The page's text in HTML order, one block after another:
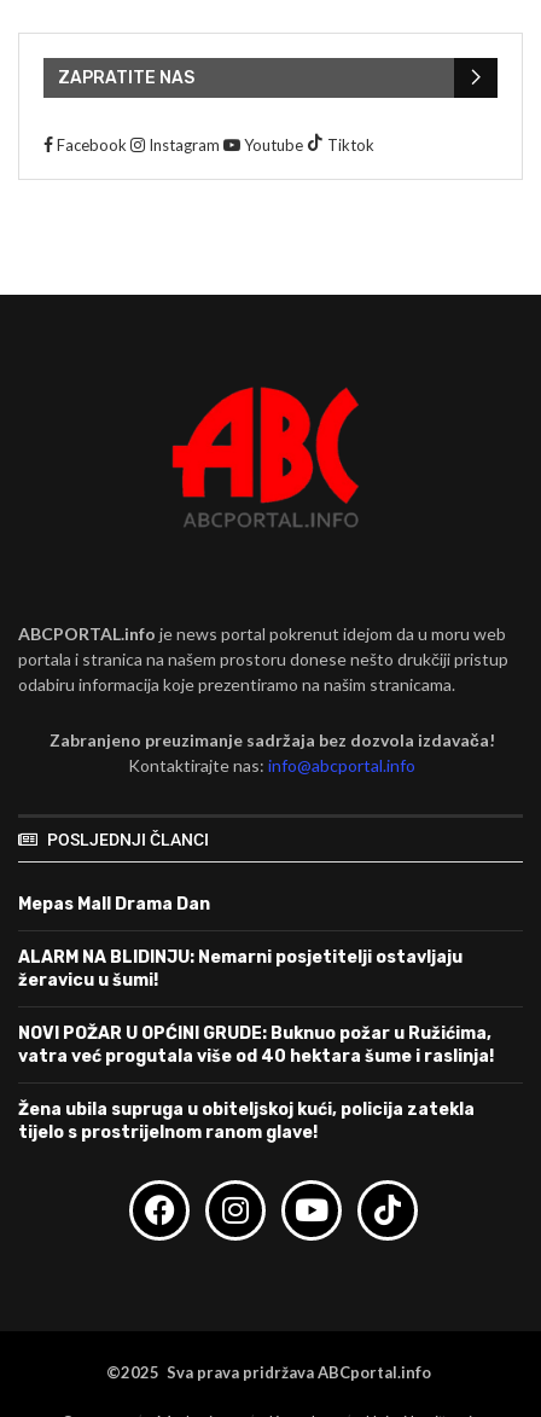
ZAPRATITE NAS
Facebook Instagram Youtube Tiktok
ABCPORTAL.info je news portal pokrenut idejom da u moru web
portala i stranica na našem prostoru donese nešto drukčiji pristup
odabiru informacija koje prezentiramo na našim stranicama.
Zabranjeno preuzimanje sadržaja bez dozvola izdavača!
Kontaktirajte nas:info@abcportal.info
POSLJEDNJI ČLANCI
Mepas Mall Drama Dan
ALARM NA BLIDINJU: Nemarni posjetitelji ostavljaju
žeravicu u šumi!
NOVI POŽAR U OPĆINI GRUDE: Buknuo požar u Ružićima,
vatra već progutala više od 40 hektara šume i raslinja!
Žena ubila supruga u obiteljskoj kući, policija zatekla
tijelo s prostrijelnom ranom glave!
©2025 Sva prava pridržava ABCportal.info